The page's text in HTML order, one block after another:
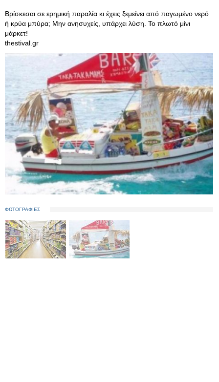
Βρίσκεσαι σε ερημική παραλία κι έχεις ξεμείνει από παγωμένο νερό
ή κρύα μπύρα; Μην ανησυχείς, υπάρχει λύση. Το πλωτό μίνι
μάρκετ!
thestival.gr
ΦΩΤΟΓΡΑΦΙΕΣ